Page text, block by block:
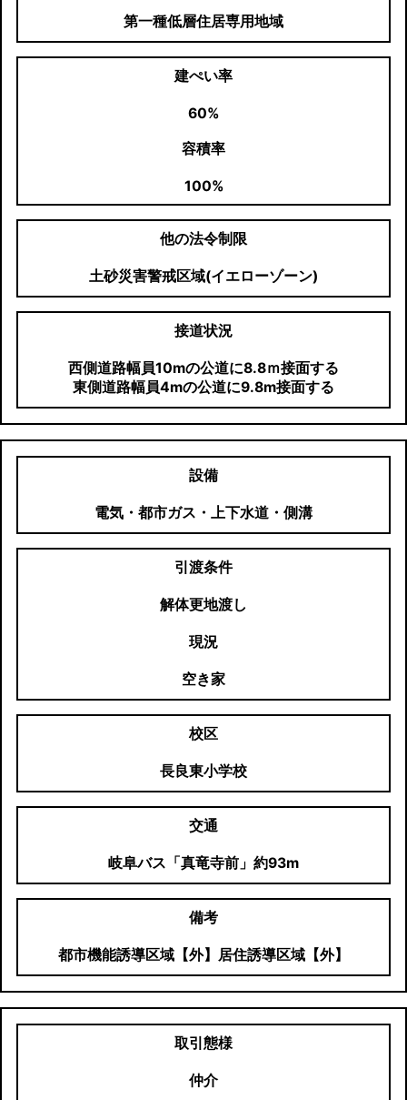
第一種低層住居専用地域
建ぺい率
60%
容積率
100%
他の法令制限
土砂災害警戒区域(イエローゾーン)
接道状況
西側道路幅員10mの公道に8.8ｍ接面する
東側道路幅員4mの公道に9.8m接面する
設備
電気・都市ガス・上下水道・側溝
引渡条件
解体更地渡し
現況
空き家
校区
長良東小学校
交通
岐阜バス「真竜寺前」約93m
備考
都市機能誘導区域【外】居住誘導区域【外】
取引態様
仲介